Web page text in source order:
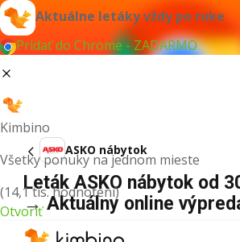
Aktuálne letáky vždy po ruke
Pridať do Chrome - ZADARMO
Kimbino
Všetky ponuky na jednom mieste
(14,1 tis. hodnotení)
Otvoriť
ASKO nábytok
Leták ASKO nábytok od
→ Aktuálny online